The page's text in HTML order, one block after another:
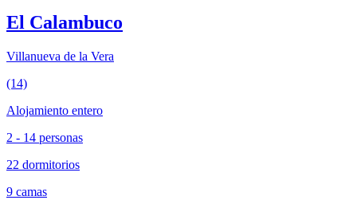
El Calambuco
Villanueva de la Vera
(14)
Alojamiento entero
2 - 14 personas
22 dormitorios
9 camas